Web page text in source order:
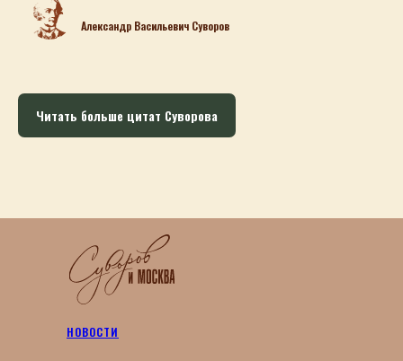
Александр Васильевич Суворов
Читать больше цитат Суворова
НОВОСТИ